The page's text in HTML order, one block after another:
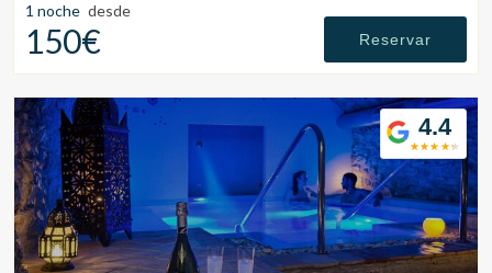
1 noche desde
150€ Reservar
4.4